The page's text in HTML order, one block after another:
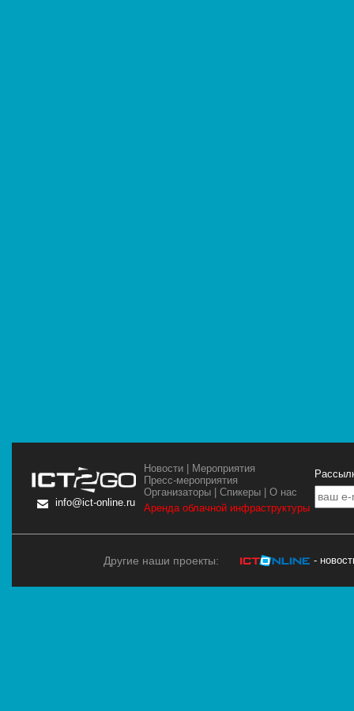
info@ict-online.ru
Новости | Мероприятия
Пресс-мероприятия
Организаторы |Спикеры |О нас
Аренда облачной инфраструктуры
Другие наши проекты: -